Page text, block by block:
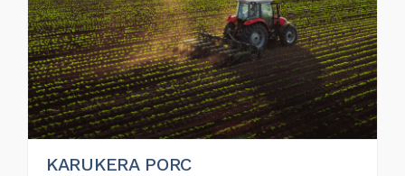
KARUKERA PORC